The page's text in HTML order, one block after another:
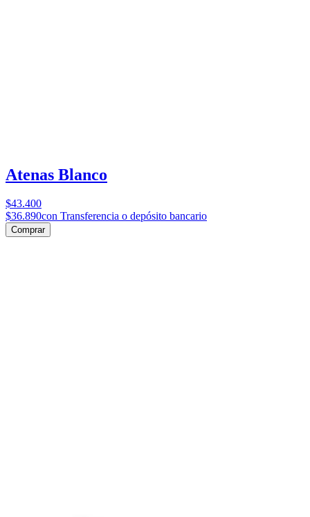
Atenas Blanco
$43.400
$36.890con Transferencia o depósito bancario
Comprar